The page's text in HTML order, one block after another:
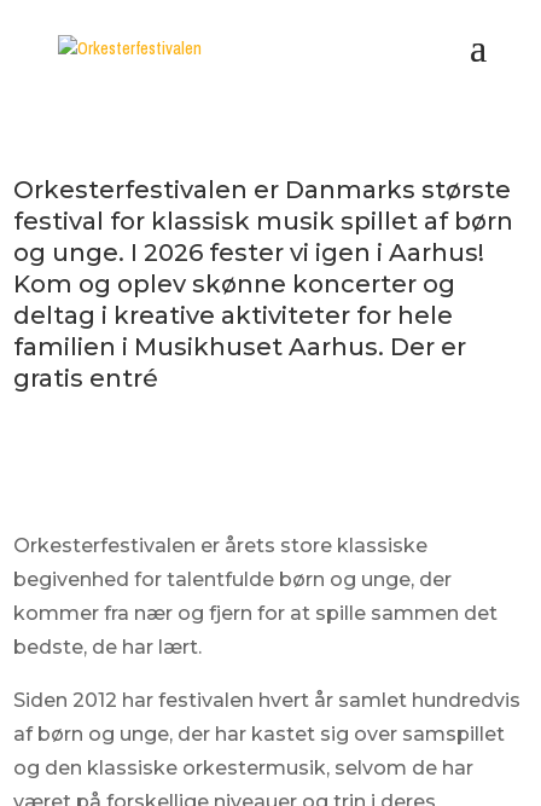
Orkesterfestivalen er Danmarks største
festival for klassisk musik spillet af børn
og unge. I 2026 fester vi igen i Aarhus!
Kom og oplev skønne koncerter og
deltag i kreative aktiviteter for hele
familien i Musikhuset Aarhus. Der er
gratis entré
Orkesterfestivalen er årets store klassiske
begivenhed for talentfulde børn og unge, der
kommer fra nær og fjern for at spille sammen det
bedste, de har lært.
Siden 2012 har festivalen hvert år samlet hundredvis
af børn og unge, der har kastet sig over samspillet
og den klassiske orkestermusik, selvom de har